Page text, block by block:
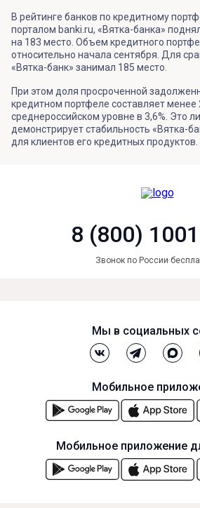
В рейтинге банков по кредитному
порталом banki.ru, «Вятка-банка»
на 183 место. Объем кредитного
относительно начала сентября. Для
«Вятка-банк» занимал 185 место.
При этом доля просроченной
кредитном портфеле составляет менее
среднероссийском уровне в 3,6%. Это
демонстрирует стабильность «Вятка-
для клиентов его кредитных продуктов.
8 (800)
Звонок по России
Мы в социальных
Мобильное
Мобильное приложение